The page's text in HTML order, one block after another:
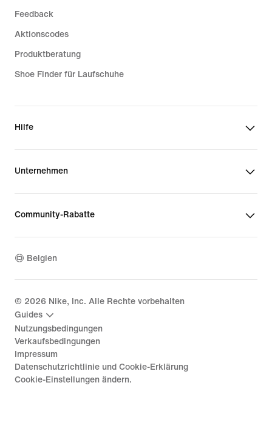
Feedback
Aktionscodes
Produktberatung
Shoe Finder für Laufschuhe
Hilfe
Unternehmen
Community-Rabatte
Belgien
© 2026 Nike, Inc. Alle Rechte vorbehalten
Guides
Nutzungsbedingungen
Verkaufsbedingungen
Impressum
Datenschutzrichtlinie und Cookie-Erklärung
Cookie-Einstellungen ändern.